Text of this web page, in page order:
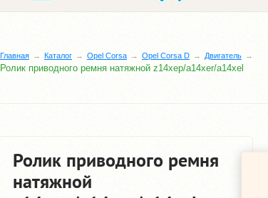
Главная Каталог Opel Corsa Opel Corsa D Двигатель
Ролик приводного ремня натяжной z14xep/a14xer/a14xel
Ролик приводного ремня
натяжной